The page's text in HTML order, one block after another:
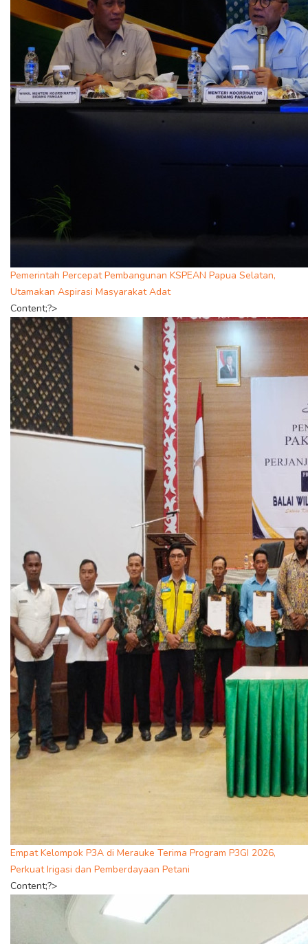
Pemerintah Percepat Pembangunan KSPEAN Papua Selatan,
Utamakan Aspirasi Masyarakat Adat
Content;?>
Empat Kelompok P3A di Merauke Terima Program P3GI 2026,
Perkuat Irigasi dan Pemberdayaan Petani
Content;?>